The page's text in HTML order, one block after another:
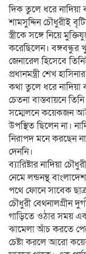
দিক তুলে ধরে নাদিয়া
শামসুদ্দিন চৌধুরীই
স্ত্রীকে সঙ্গে নিয়ে
করেছিলেন। বঙ্গবন্ধুর
জেনারেল হিসেবে
প্রধানমন্ত্রী শেখ
কথা তুলে ধরে
চেতনা বাস্তবায়নে
সম্মেলনে কয়েকজন
উপস্থিত ছিলেন না।
নিরাপদ মনে করছেন
দেননি।
ব্যারিষ্টার নাদিয়া
নেমে লন্ডনন্থ
পথে ফোনে সাবেক
চৌধুরী বেথনালগ্রীন
গাড়িতে ওঠার সময়
ঝামেলা আঁচ করতে
চেষ্টা করলে আরো